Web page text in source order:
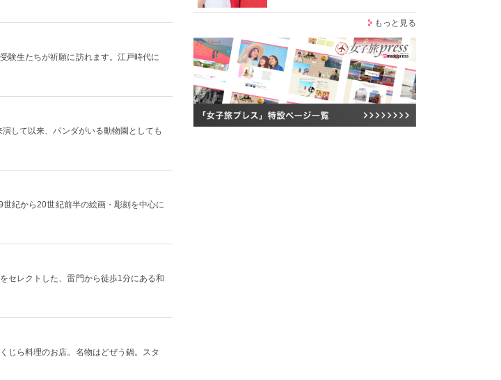
験生たちが祈願に訪れます。江戸時代に
して以来、パンダがいる動物園としても
紀から20世紀前半の絵画・彫刻を中心に
セレクトした、雷門から徒歩1分にある和
じら料理のお店。名物はどぜう鍋。スタ
もっと見る